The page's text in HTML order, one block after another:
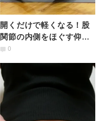
開くだけで軽くなる！股
関節の内側をほぐす仰向
けストレッチ
0